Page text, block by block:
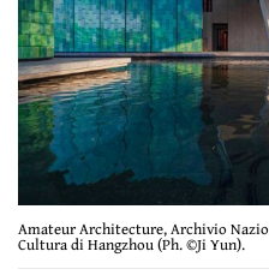
Amateur Architecture, Archivio
Cultura di Hangzhou (Ph. ©Ji Yun).